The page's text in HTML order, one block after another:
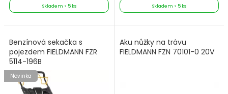
Skladem > 5 ks Skladem > 5 ks
Benzínová sekačka s
pojezdem FIELDMANN FZR
5114-196B
Novinka
Aku nůžky na trávu
FIELDMANN FZN 70101-0 20V